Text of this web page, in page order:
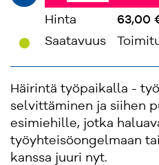
Hinta
63,00
Saatavuus
Häirintä työpaikalla -
selvittäminen ja siihen
esimiehille, jotka
työyhteisöongelmaan
kanssa juuri nyt.